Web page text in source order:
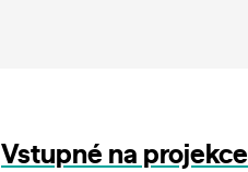
Vstupné na projekce